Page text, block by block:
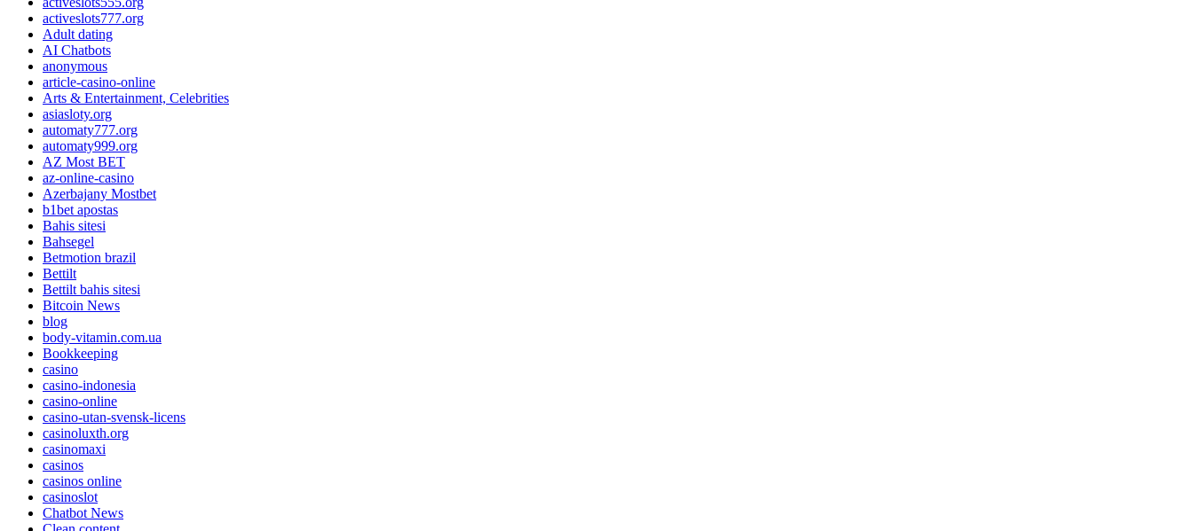
activeslots777.org
Adult dating
AI Chatbots
anonymous
article-casino-online
Arts & Entertainment, Celebrities
asiasloty.org
automaty777.org
automaty999.org
AZ Most BET
az-online-casino
Azerbajany Mostbet
b1bet apostas
Bahis sitesi
Bahsegel
Betmotion brazil
Bettilt
Bettilt bahis sitesi
Bitcoin News
blog
body-vitamin.com.ua
Bookkeeping
casino
casino-indonesia
casino-online
casino-utan-svensk-licens
casinoluxth.org
casinomaxi
casinos
casinos online
casinoslot
Chatbot News